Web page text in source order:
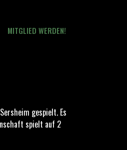
MITGLIED WERDEN!
gespielt. Es
spielt auf 2